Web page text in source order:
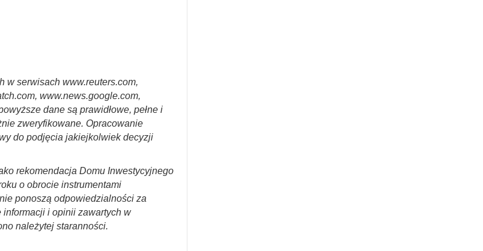
w serwisach www.reuters.com,
www.news.google.com,
dane są prawidłowe, pełne i
zweryfikowane. Opracowanie
do podjęcia jakiejkolwiek decyzji
rekomendacja Domu Inwestycyjnego
o obrocie instrumentami
ponoszą odpowiedzialności za
i opinii zawartych w
należytej staranności.